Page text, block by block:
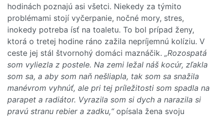
hodinách poznajú asi všetci. Niekedy za týmito
problémami stojí vyčerpanie, nočné mory, stres,
inokedy potreba ísť na toaletu. To bol prípad ženy,
ktorá o tretej hodine ráno zažila nepríjemnú kolíziu. V
ceste jej stál štvornohý domáci maznáčik. „Rozospatá
som vyliezla z postele. Na zemi ležal náš kocúr, zľakla
som sa, a aby som naň nešliapla, tak som sa snažila
manévrom vyhnúť, ale pri tej príležitosti som spadla na
parapet a radiátor. Vyrazila som si dych a narazila si
pravú stranu rebier a zadku,“ opísala žena svoju